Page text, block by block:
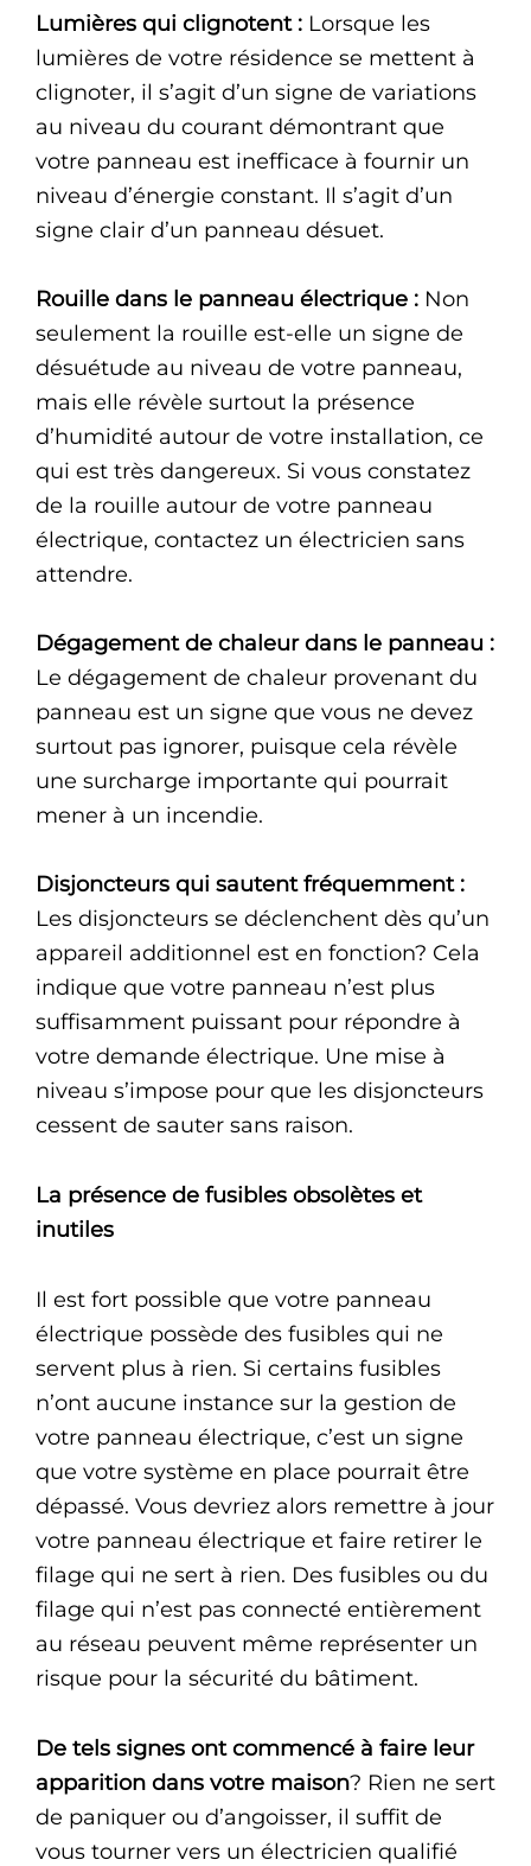
Lumières qui clignotent : Lorsque les
lumières de votre résidence se mettent à
clignoter, il s’agit d’un signe de variations
au niveau du courant démontrant que
votre panneau est inefficace à fournir un
niveau d’énergie constant. Il s’agit d’un
signe clair d’un panneau désuet.
Rouille dans le panneau électrique : Non
seulement la rouille est-elle un signe de
désuétude au niveau de votre panneau,
mais elle révèle surtout la présence
d’humidité autour de votre installation, ce
qui est très dangereux. Si vous constatez
de la rouille autour de votre panneau
électrique, contactez un électricien sans
attendre.
Dégagement de chaleur dans le panneau :
Le dégagement de chaleur provenant du
panneau est un signe que vous ne devez
surtout pas ignorer, puisque cela révèle
une surcharge importante qui pourrait
mener à un incendie.
Disjoncteurs qui sautent fréquemment :
Les disjoncteurs se déclenchent dès qu’un
appareil additionnel est en fonction? Cela
indique que votre panneau n’est plus
suffisamment puissant pour répondre à
votre demande électrique. Une mise à
niveau s’impose pour que les disjoncteurs
cessent de sauter sans raison.
La présence de fusibles obsolètes et
inutiles
Il est fort possible que votre panneau
électrique possède des fusibles qui ne
servent plus à rien. Si certains fusibles
n’ont aucune instance sur la gestion de
votre panneau électrique, c’est un signe
que votre système en place pourrait être
dépassé. Vous devriez alors remettre à jour
votre panneau électrique et faire retirer le
filage qui ne sert à rien. Des fusibles ou du
filage qui n’est pas connecté entièrement
au réseau peuvent même représenter un
risque pour la sécurité du bâtiment.
De tels signes ont commencé à faire leur
apparition dans votre maison? Rien ne sert
de paniquer ou d’angoisser, il suffit de
vous tourner vers un électricien qualifié